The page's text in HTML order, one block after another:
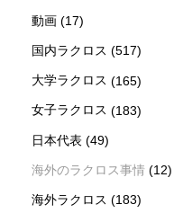
動画 (17)
国内ラクロス (517)
大学ラクロス (165)
女子ラクロス (183)
日本代表 (49)
海外のラクロス事情 (12)
海外ラクロス (183)